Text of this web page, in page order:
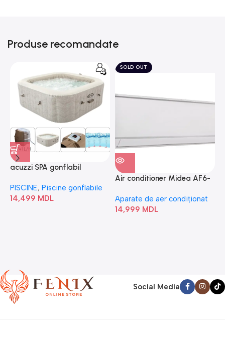
Produse recomandate
acuzzi SPA gonflabil
Bubble” 28446
PISCINE, Piscine gonflabile
14,499 MDL
SOLD OUT
Air conditioner Midea AF6-
Aparate de aer condiționat
14,999 MDL
Social Media